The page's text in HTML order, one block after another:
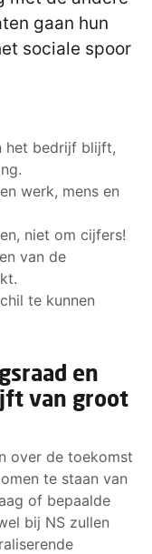
gaan hun
sociale spoor
het bedrijf blijft,
werk, mens en
niet om cijfers!
van de
te kunnen
en
van groot
over de toekomst
te staan van
of bepaalde
bij NS zullen